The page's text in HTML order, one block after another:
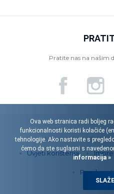
Pratite nas na našim
Menart d.o.o. © 2026.
Uvjeti korištenja
Pravila
Ova web stranica radi boljeg
funkcionalnosti koristi kolačiće
tehnologije. Ako nastavite s
ćemo da ste suglasni s
informacija »